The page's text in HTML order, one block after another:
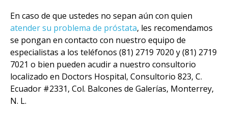
En caso de que ustedes no sepan aún con quien
atender su problema de próstata, les recomendamos
se pongan en contacto con nuestro equipo de
especialistas a los teléfonos (81) 2719 7020 y (81) 2719
7021 o bien pueden acudir a nuestro consultorio
localizado en Doctors Hospital, Consultorio 823, C.
Ecuador #2331, Col. Balcones de Galerías, Monterrey,
N. L.